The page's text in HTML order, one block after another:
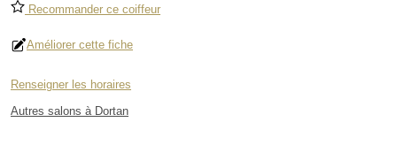
Recommander ce coiffeur
Améliorer cette fiche
Renseigner les horaires
Autres salons à Dortan